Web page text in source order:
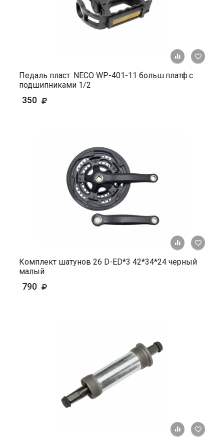
+ К
Педаль пласт. NECO WP-401-11 больш.платф.с
подшипниками 1/2
350
+ К
Комплект шатунов 26 D-ED*3 42*34*24 черный
малый
790
+ К